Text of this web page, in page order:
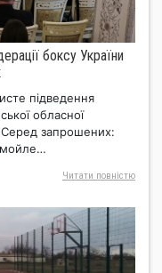
боксу України
підведення
обласної
Серед запрошених:
Читати повнiстю